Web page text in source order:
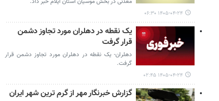
۱۴۰۵-۰۴-۲۴ ۰۶:۳۰
یک نقطه در دهلران مورد تجاوز دشمن
قرار گرفت
دهلران- یک نقطه در دهلران مورد تجاوز دشمن قرار
گرفت.
۱۴۰۵-۰۴-۲۴ ۰۲:۴۵
گزارش خبرنگار مهر از گرم ترین شهر ایران